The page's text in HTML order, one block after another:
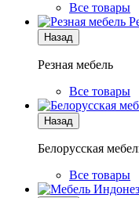
Все товары
Назад
Резная мебель
Все товары
Назад
Белорусская
Все товары